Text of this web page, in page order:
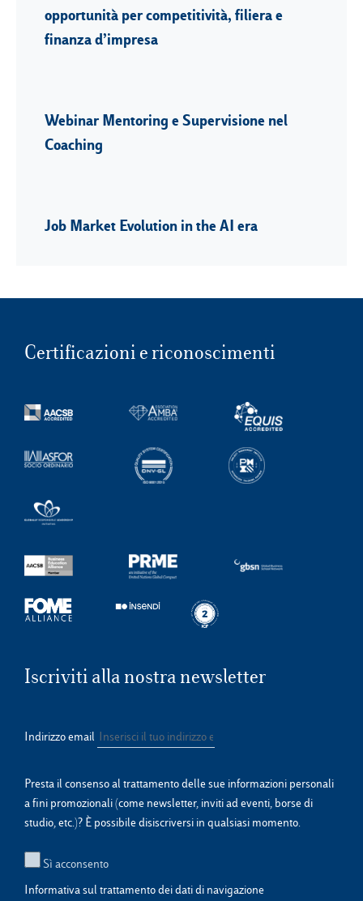
opportunità per competitività, filiera e
finanza d’impresa
Webinar Mentoring e Supervisione nel
Coaching
Job Market Evolution in the AI era
Certificazioni e riconoscimenti
Iscriviti alla nostra newsletter
Indirizzo email
Presta il consenso al trattamento delle sue informazioni personali
a fini promozionali (come newsletter, inviti ad eventi, borse di
studio, etc.)? È possibile disiscriversi in qualsiasi momento.
Sì acconsento
Informativa sul trattamento dei dati di navigazione